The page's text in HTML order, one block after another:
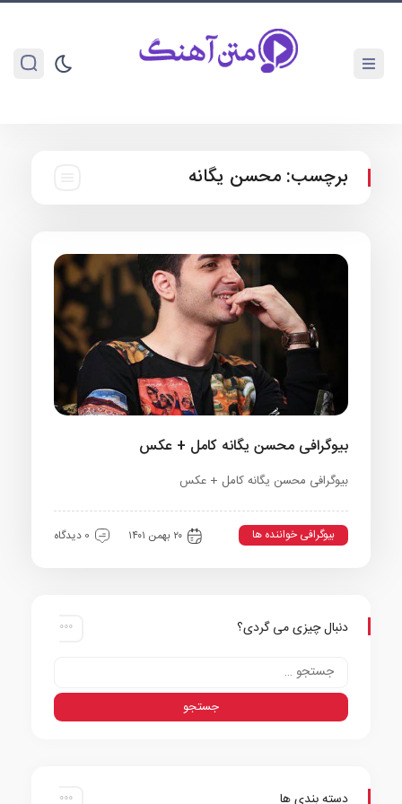
برچسب: محسن یگانه
بیوگرافی محسن یگانه کامل + عکس
بیوگرافی محسن یگانه کامل + عکس
بیوگرافی خواننده ها ۲۰ بهمن ۱۴۰۱ 0 دیدگاه
دنبال چیزی می گردی؟